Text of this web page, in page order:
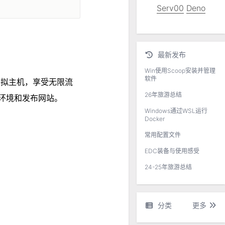
主机，享受无限流
和发布网站。
Serv00 Deno
最新发布
Win使用Scoop安装并管理
软件
26年旅游总结
Windows通过WSL运行
Docker
常用配置文件
EDC装备与使用感受
24-25年旅游总结
分类 更多